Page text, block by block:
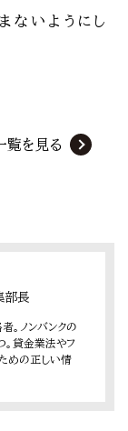
ないようにし
覧を見る
部長
。ノンバンクの
貸金業法やフ
めの正しい情